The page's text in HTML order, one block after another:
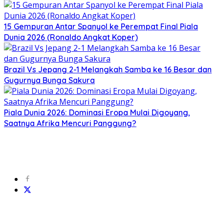
15 Gempuran Antar Spanyol ke Perempat Final Piala
Dunia 2026 (Ronaldo Angkat Koper)
Brazil Vs Jepang 2-1 Melangkah Samba ke 16 Besar dan
Gugurnya Bunga Sakura
Piala Dunia 2026: Dominasi Eropa Mulai Digoyang,
Saatnya Afrika Mencuri Panggung?